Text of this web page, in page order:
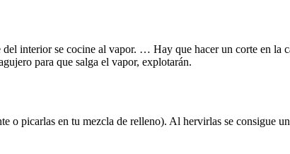
interior se cocine al vapor. … Hay que hacer un corte en la
para que salga el vapor, explotarán.
o picarlas en tu mezcla de relleno). Al hervirlas se consigue